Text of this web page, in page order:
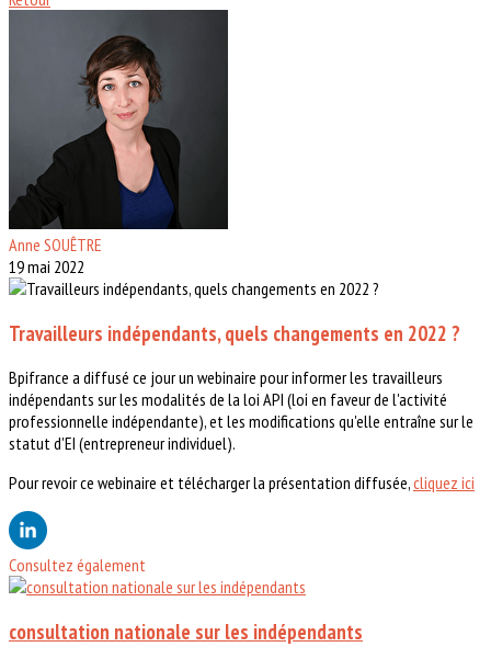
Anne SOUÊTRE
19 mai 2022
Travailleurs indépendants, quels changements en 2022 ?
Bpifrance a diffusé ce jour un webinaire pour informer les travailleurs
indépendants sur les modalités de la loi API (loi en faveur de l'activité
professionnelle indépendante), et les modifications qu'elle entraîne sur le
statut d'EI (entrepreneur individuel).
Pour revoir ce webinaire et télécharger la présentation diffusée,cliquez ici
Consultez également
consultation nationale sur les indépendants